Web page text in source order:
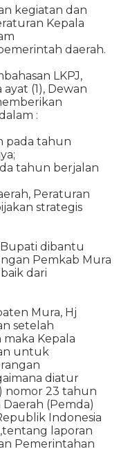
kegiatan dan
Kepala
daerah.
LKPJ,
(1), Dewan
:
pada tahun
tahun berjalan
Peraturan
strategis
dibantu
Pemkab Mura
dari
Mura, Hj
setelah
Kepala
untuk
diatur
nomor 23 tahun
(Pemda)
Indonesia
laporan
Pemerintahan